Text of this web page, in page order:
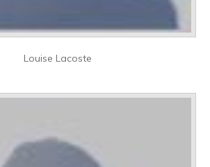
Louise Lacoste